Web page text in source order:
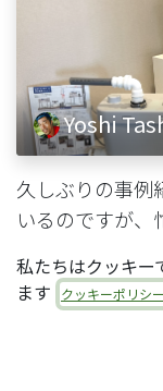
Yoshi
久しぶりの事例
いるのですが、
Japan株式会社
入です。フラン
へのOdoo導入
入をコタエル
私たちはクッキー
ます
クッキーポリシー